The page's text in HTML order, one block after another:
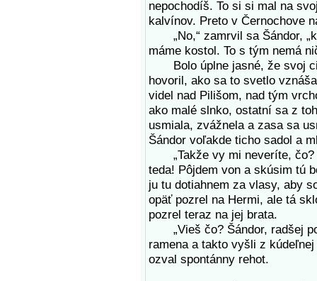
nepochodíš. To si si mal na
kalvínov. Preto v Černochove
„No,“ zamrvil sa Šándor,
máme kostol. To s tým nemá
Bolo úplne jasné, že svoj
hovoril, ako sa to svetlo
videl nad Pilišom, nad tým
ako malé slnko, ostatní sa z
usmiala, zvážnela a zasa sa
Šándor voľakde ticho sadol a
„Takže vy mi neveríte, čo?
teda! Pôjdem von a skúsim tú
ju tu dotiahnem za vlasy, aby
opäť pozrel na Hermi, ale tá
pozrel teraz na jej brata.
„Vieš čo? Šándor, radšej
ramena a takto vyšli z
ozval spontánny rehot.